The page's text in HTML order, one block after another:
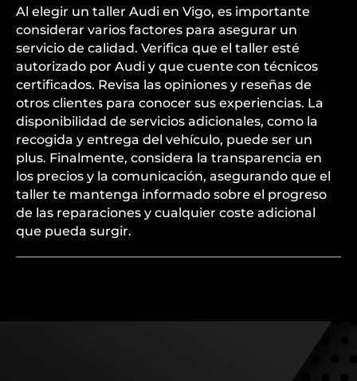
Al elegir un taller Audi en Vigo, es importante
considerar varios factores para asegurar un
servicio de calidad. Verifica que el taller esté
autorizado por Audi y que cuente con técnicos
certificados. Revisa las opiniones y reseñas de
otros clientes para conocer sus experiencias. La
disponibilidad de servicios adicionales, como la
recogida y entrega del vehículo, puede ser un
plus. Finalmente, considera la transparencia en
los precios y la comunicación, asegurando que el
taller te mantenga informado sobre el progreso
de las reparaciones y cualquier coste adicional
que pueda surgir.